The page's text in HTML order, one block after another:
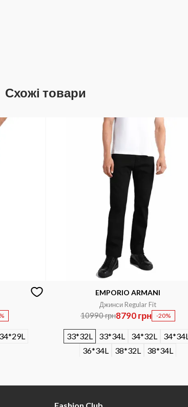
Схожі товари
34*29L
EMPORIO ARMANI
Джинси Regular Fit
10990 грн8790 грн -20%
33*32L 33*34L 34*32L
34*34L
36*34L
38*32L 38*34L